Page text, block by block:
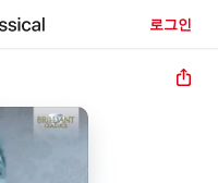
로그인